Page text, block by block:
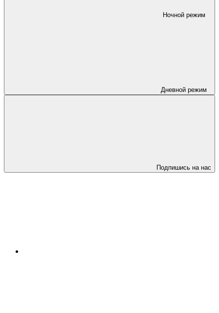
Ночной режим
Дневной режим
Подпишись на нас